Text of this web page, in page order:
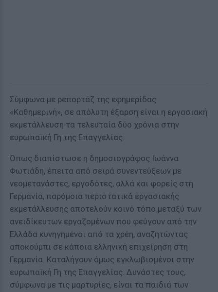
Σύμφωνα με ρεπορτάζ της εφημερίδας
«Καθημερινή», σε απόλυτη έξαρση είναι η εργασιακή
εκμετάλλευση τα τελευταία δύο χρόνια στην
ευρωπαϊκή Γη της Επαγγελίας.
Όπως διαπίστωσε η δημοσιογράφος Ιωάννα
Φωτιάδη, έπειτα από σειρά συνεντεύξεων με
νεομετανάστες, εργοδότες, αλλά και φορείς στη
Γερμανία, παρόμοια περιστατικά εργασιακής
εκμετάλλευσης αποτελούν κοινό τόπο μεταξύ των
ανειδίκευτων εργαζομένων που φεύγουν από την
Ελλάδα κυνηγημένοι από τα χρέη, αναζητώντας
αποκούμπι σε κάποια ελληνική επιχείρηση στη
Γερμανία. Καταλήγουν όμως εγκλωβισμένοι στην
ευρωπαϊκή Γη της Επαγγελίας. Δυνάστες τους,
σύμφωνα με τις μαρτυρίες, είναι τα παιδιά των